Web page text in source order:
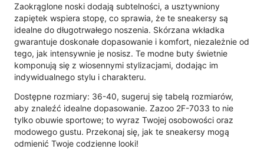
Zaokrąglone noski dodają subtelności, a usztywniony
zapiętek wspiera stopę, co sprawia, że te sneakersy są
idealne do długotrwałego noszenia. Skórzana wkładka
gwarantuje doskonałe dopasowanie i komfort, niezależnie od
tego, jak intensywnie je nosisz. Te modne buty świetnie
komponują się z wiosennymi stylizacjami, dodając im
indywidualnego stylu i charakteru.
Dostępne rozmiary: 36-40, sugeruj się tabelą rozmiarów,
aby znaleźć idealne dopasowanie. Zazoo 2F-7033 to nie
tylko obuwie sportowe; to wyraz Twojej osobowości oraz
modowego gustu. Przekonaj się, jak te sneakersy mogą
odmienić Twoje codzienne looki!